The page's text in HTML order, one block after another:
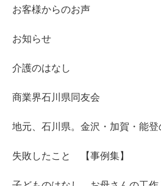
お客様からのお声
お知らせ
介護のはなし
商業界石川県同友会
地元、石川県。金沢・加賀・能登
失敗したこと 【事例集】